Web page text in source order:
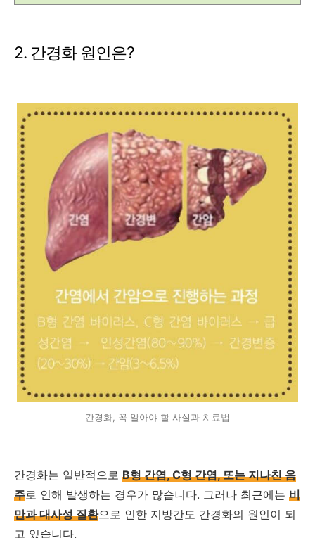
2. 간경화 원인은?
간경화, 꼭 알아야 할 사실과 치료법
간경화는 일반적으로 B형 간염, C형 간염, 또는 지나친 음
주로 인해 발생하는 경우가 많습니다. 그러나 최근에는 비
만과 대사성 질환으로 인한 지방간도 간경화의 원인이 되
고 있습니다.